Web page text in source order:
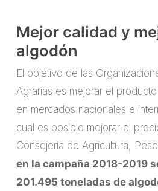
Mejor calidad y
algodón
El objetivo de las
Agrarias es mejorar el
en mercados nacionales e
cual es posible mejorar el
Consejería de Agricultura,
en la campaña 2018-2019
201.495 toneladas de